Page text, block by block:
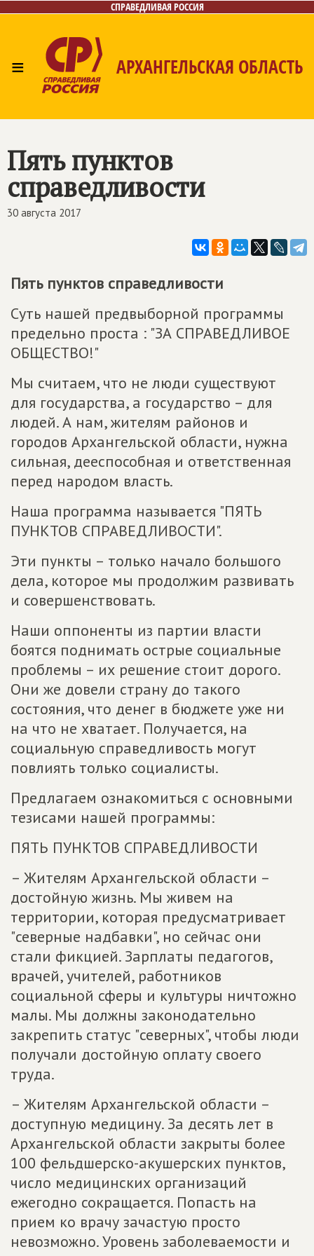
СПРАВЕДЛИВАЯ РОССИЯ
≡ АРХАНГЕЛЬСКАЯ ОБЛАСТЬ
Пять пунктов
справедливости
30 августа 2017
Пять пунктов справедливости
Суть нашей предвыборной программы
предельно проста : "ЗА СПРАВЕДЛИВОЕ
ОБЩЕСТВО!"
Мы считаем, что не люди существуют
для государства, а государство – для
людей. А нам, жителям районов и
городов Архангельской области, нужна
сильная, дееспособная и ответственная
перед народом власть.
Наша программа называется "ПЯТЬ
ПУНКТОВ СПРАВЕДЛИВОСТИ".
Эти пункты – только начало большого
дела, которое мы продолжим развивать
и совершенствовать.
Наши оппоненты из партии власти
боятся поднимать острые социальные
проблемы – их решение стоит дорого.
Они же довели страну до такого
состояния, что денег в бюджете уже ни
на что не хватает. Получается, на
социальную справедливость могут
повлиять только социалисты.
Предлагаем ознакомиться с основными
тезисами нашей программы:
ПЯТЬ ПУНКТОВ СПРАВЕДЛИВОСТИ
– Жителям Архангельской области –
достойную жизнь. Мы живем на
территории, которая предусматривает
"северные надбавки", но сейчас они
стали фикцией. Зарплаты педагогов,
врачей, учителей, работников
социальной сферы и культуры ничтожно
малы. Мы должны законодательно
закрепить статус "северных", чтобы люди
получали достойную оплату своего
труда.
– Жителям Архангельской области –
доступную медицину. За десять лет в
Архангельской области закрыты более
100 фельдшерско-акушерских пунктов,
число медицинских организаций
ежегодно сокращается. Попасть на
прием ко врачу зачастую просто
невозможно. Уровень заболеваемости и